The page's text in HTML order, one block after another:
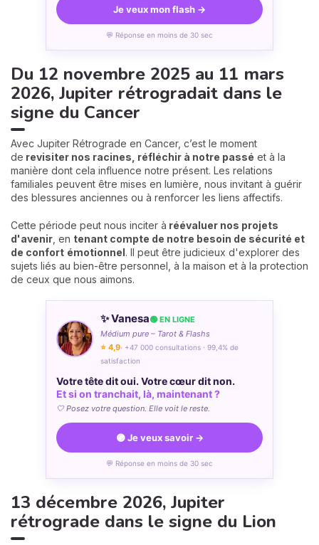
Je veux mon flash →
💬 Réponse en moins de 30 sec
Du 12 novembre 2025 au 11 mars
2026, Jupiter rétrogradait dans le
signe du Cancer
Avec Jupiter Rétrograde en Cancer, c’est le moment
de revisiter nos racines, réfléchir à notre passé et à la
manière dont cela influence notre présent. Les relations
familiales peuvent être mises en lumière, nous invitant à guérir
des blessures anciennes ou à renforcer les liens affectifs.
Cette période peut nous inciter à réévaluer nos projets
d'avenir , en tenant compte de notre besoin de sécurité et
de confort émotionnel. Il peut être judicieux d'explorer des
sujets liés au bien-être personnel, à la maison et à la protection
de ceux que nous aimons.
✨ Vanesa🟢 EN LIGNE
Médium pure – Tarot & Flashs
⭐ 4,9· +47 000 consultations · 99,4% de
satisfaction
Votre tête dit oui. Votre cœur dit non.
Et si on tranchait, là, maintenant ?
🤍 Posez votre question. Elle voit le reste.
🟣 Je veux savoir →
💬 Réponse en moins de 30 sec
13 décembre 2026, Jupiter
rétrograde dans le signe du Lion